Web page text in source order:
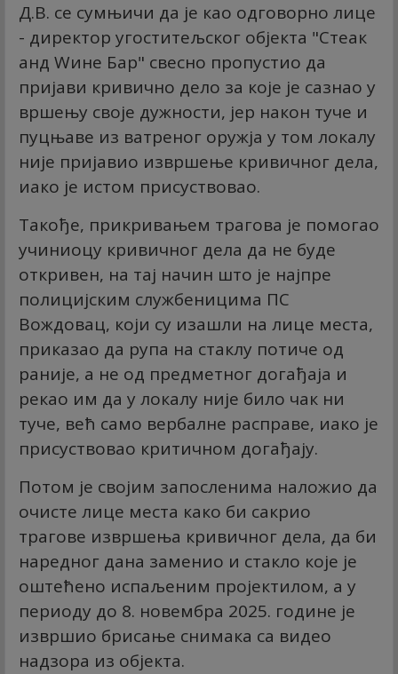
Д.В. се сумњичи да је као одговорно лице
- директор угоститељског објекта "Стеак
анд Wине Бар" свесно пропустио да
пријави кривично дело за које је сазнао у
вршењу своје дужности, јер након туче и
пуцњаве из ватреног оружја у том локалу
није пријавио извршење кривичног дела,
иако је истом присуствовао.
Такође, прикривањем трагова је помогао
учиниоцу кривичног дела да не буде
откривен, на тај начин што је најпре
полицијским службеницима ПС
Вождовац, који су изашли на лице места,
приказао да рупа на стаклу потиче од
раније, а не од предметног догађаја и
рекао им да у локалу није било чак ни
туче, већ само вербалне расправе, иако је
присуствовао критичном догађају.
Потом је својим запосленима наложио да
очисте лице места како би сакрио
трагове извршења кривичног дела, да би
наредног дана заменио и стакло које је
оштећено испаљеним пројектилом, а у
периоду до 8. новембра 2025. године је
извршио брисање снимака са видео
надзора из објекта.